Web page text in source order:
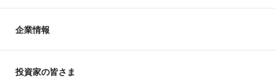
企業情報
投資家の皆さま